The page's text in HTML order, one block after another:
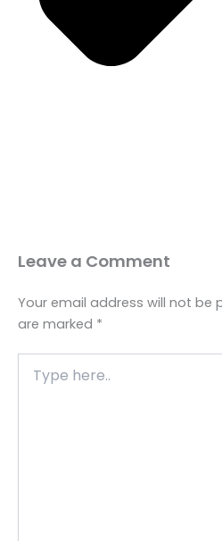
Leave a Comment
Your email address will not be
are marked *
here..